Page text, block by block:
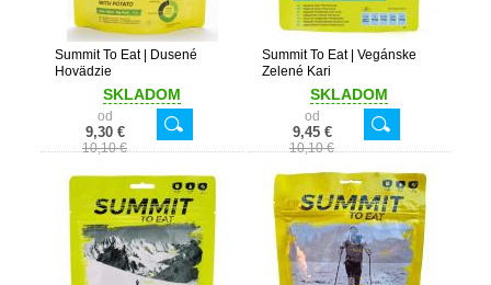
Summit To Eat | Dusené
Hovädzie
SKLADOM
od
9,30 €
10,10 €
Summit To Eat | Vegánske
Zelené Kari
SKLADOM
od
9,45 €
10,10 €